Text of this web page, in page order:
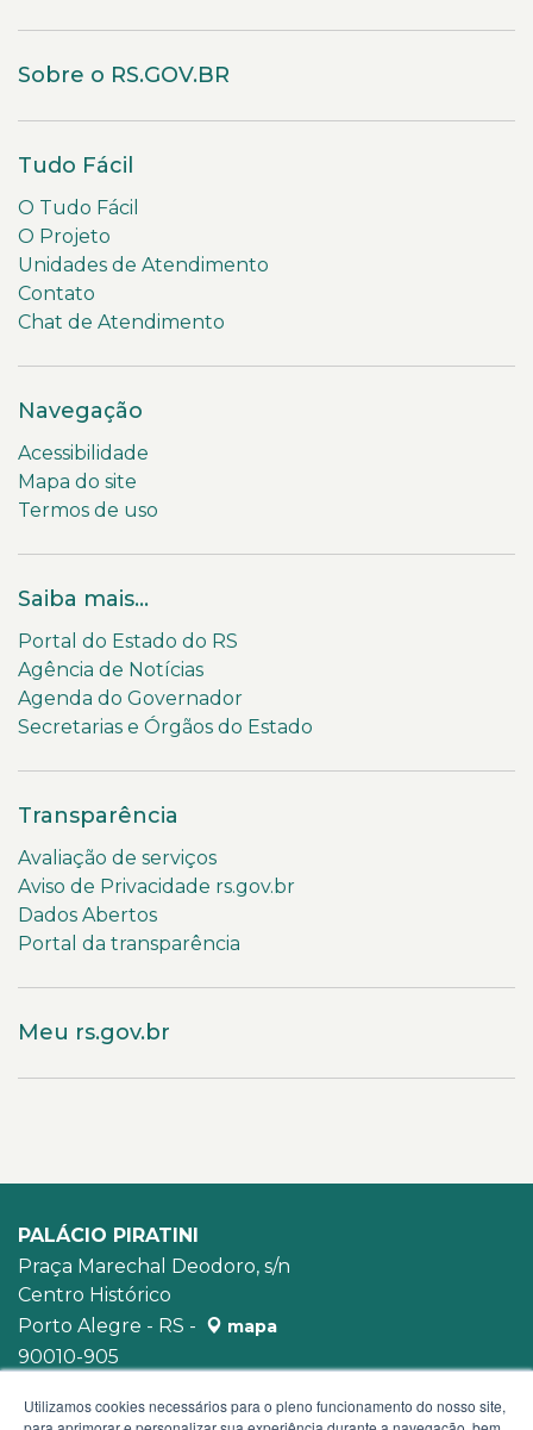
Sobre o RS.GOV.BR
Tudo Fácil
O Tudo Fácil
O Projeto
Unidades de Atendimento
Contato
Chat de Atendimento
Navegação
Acessibilidade
Mapa do site
Termos de uso
Saiba mais...
Portal do Estado do RS
Agência de Notícias
Agenda do Governador
Secretarias e Órgãos do Estado
Transparência
Avaliação de serviços
Aviso de Privacidade rs.gov.br
Dados Abertos
Portal da transparência
Meu rs.gov.br
PALÁCIO PIRATINI
Praça Marechal Deodoro, s/n
Centro Histórico
Porto Alegre - RS -
mapa
90010-905
Utilizamos cookies necessários para o pleno funcionamento do nosso site,